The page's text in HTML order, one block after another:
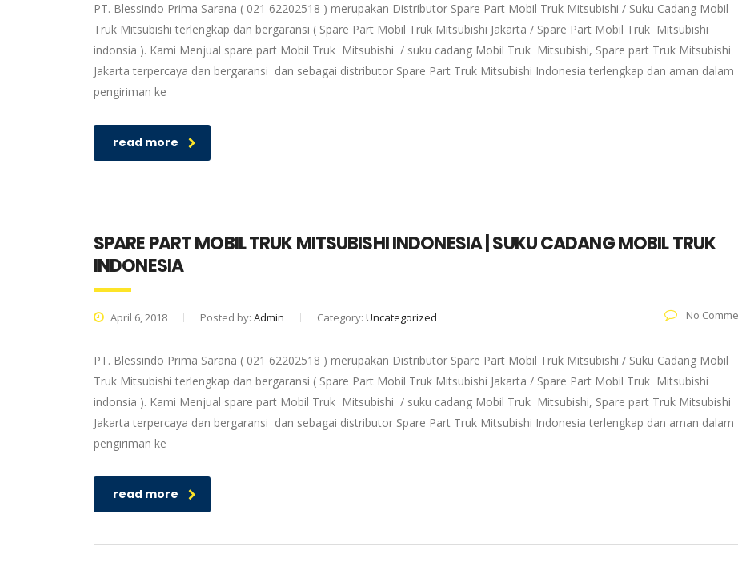
PT. Blessindo Prima Sarana ( 021 62202518 ) merupakan Distributor Spare Part Mobil Truk Mitsubishi / Suku Cadang Mobil
Truk Mitsubishi terlengkap dan bergaransi ( Spare Part Mobil Truk Mitsubishi Jakarta / Spare Part Mobil Truk Mitsubishi
indonsia ). Kami Menjual spare part Mobil Truk Mitsubishi / suku cadang Mobil Truk Mitsubishi, Spare part Truk Mitsubishi
Jakarta terpercaya dan bergaransi dan sebagai distributor Spare Part Truk Mitsubishi Indonesia terlengkap dan aman dalam
pengiriman ke
read more
SPARE PART MOBIL TRUK MITSUBISHI INDONESIA | SUKU CADANG MOBIL TRUK
INDONESIA
April 6, 2018 Posted by: Admin Category: Uncategorized No
PT. Blessindo Prima Sarana ( 021 62202518 ) merupakan Distributor Spare Part Mobil Truk Mitsubishi / Suku Cadang Mobil
Truk Mitsubishi terlengkap dan bergaransi ( Spare Part Mobil Truk Mitsubishi Jakarta / Spare Part Mobil Truk Mitsubishi
indonsia ). Kami Menjual spare part Mobil Truk Mitsubishi / suku cadang Mobil Truk Mitsubishi, Spare part Truk Mitsubishi
Jakarta terpercaya dan bergaransi dan sebagai distributor Spare Part Truk Mitsubishi Indonesia terlengkap dan aman dalam
pengiriman ke
read more